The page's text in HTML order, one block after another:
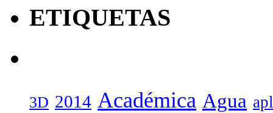
ETIQUETAS
3D 2014 Académica Agua